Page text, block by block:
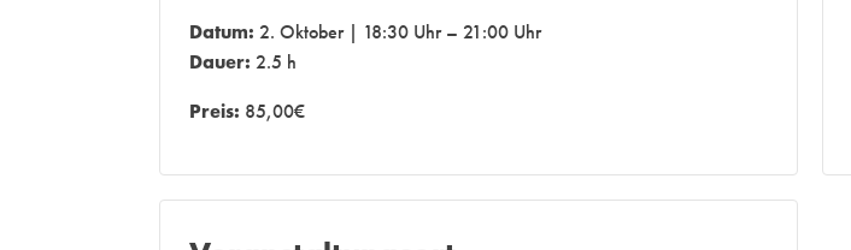
Datum: 2. Oktober | 18:30 Uhr – 21:00 Uhr
Dauer: 2.5 h
Preis: 85,00€